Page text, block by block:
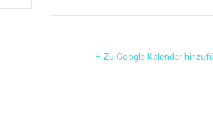
+ Zu Google Kalender